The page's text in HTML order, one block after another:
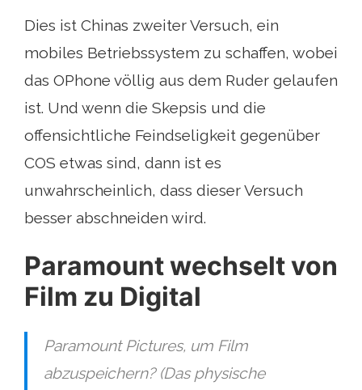
Dies ist Chinas zweiter Versuch, ein
mobiles Betriebssystem zu schaffen, wobei
das OPhone völlig aus dem Ruder gelaufen
ist. Und wenn die Skepsis und die
offensichtliche Feindseligkeit gegenüber
COS etwas sind, dann ist es
unwahrscheinlich, dass dieser Versuch
besser abschneiden wird.
Paramount wechselt von
Film zu Digital
Paramount Pictures, um Film
abzuspeichern? (Das physische